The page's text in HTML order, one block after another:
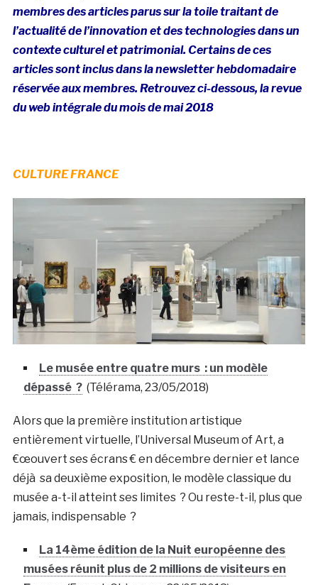
membres des articles parus sur la toile traitant de
l’actualité de l’innovation et des technologies dans un
contexte culturel et patrimonial. Certains de ces
articles sont inclus dans la newsletter hebdomadaire
réservée aux membres. Retrouvez ci-dessous, la revue
du web intégrale du mois de mai 2018
CULTURE FRANCE
Le musée entre quatre murs : un modèle
dépassé ?(Télérama, 23/05/2018)
Alors que la première institution artistique
entièrement virtuelle, l’Universal Museum of Art, a
€œouvert ses écrans € en décembre dernier et lance
déjà sa deuxième exposition, le modèle classique du
musée a-t-il atteint ses limites ? Ou reste-t-il, plus que
jamais, indispensable ?
La 14ème édition de la Nuit européenne des
musées réunit plus de 2 millions de visiteurs en